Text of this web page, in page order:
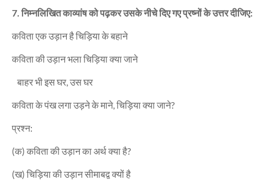
7. निम्नलिखित काव्यांष को पढ़कर उसके नीचे दिए गए प्रष्नों के उत्तर दीजिए:
कविता एक उड़ान है चिड़िया के बहाने
कविता की उड़ान भला चिड़िया क्या जाने
बाहर भी इस घर, उस घर
कविता के पंख लगा उड़ने के माने, चिड़िया क्या जाने?
प्रश्न:
(क) कविता की उड़ान का अर्थ क्या है?
(ख) चिड़िया की उड़ान सीमाबद्व क्यों है